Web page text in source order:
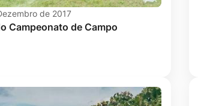
de 2017
Campeonato de Campo